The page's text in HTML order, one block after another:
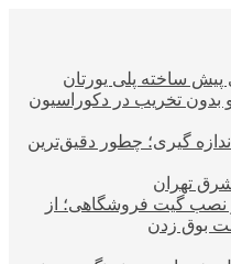
پیش ساخته پلی یورتان
تخریب در دکوراسیون
گیری؛ چطور دقیق‌ترین
تهران
نصب گیت فروشگاهی؛ از
بوق زدن